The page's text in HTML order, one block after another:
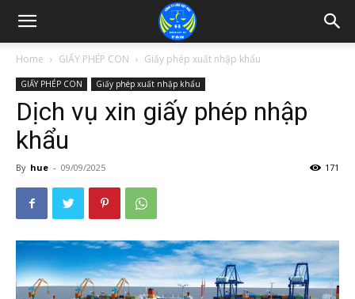
Home GIẤY PHÉP CON Giấy phép xuất nhập khẩu
GIẤY PHÉP CON Giấy phép xuất nhập khẩu
Dịch vụ xin giấy phép nhập
khẩu
By hue - 09/09/2025 171